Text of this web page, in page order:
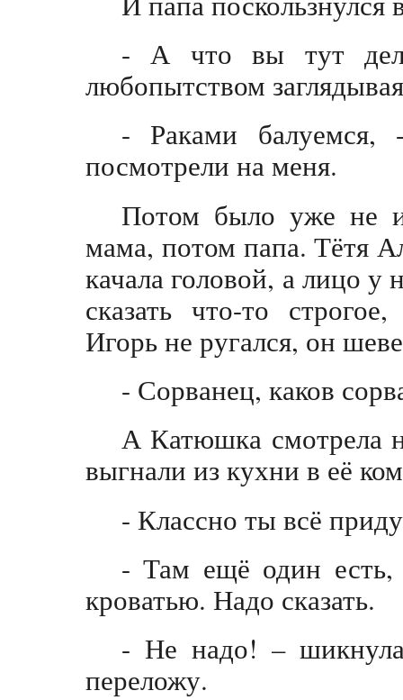
- А что вы тут
любопытством
- Раками
посмотрели на меня.
Потом было уже не
мама, потом папа. Тётя
качала головой, а лицо у
сказать что-то
Игорь не ругался, он
- Сорванец, каков
А Катюшка смотрела
выгнали из кухни в её
- Классно ты всё
- Там ещё один есть,
кроватью. Надо сказать.
- Не надо! –
переложу.